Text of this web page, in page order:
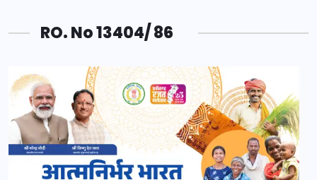
RO. No 13404/ 86